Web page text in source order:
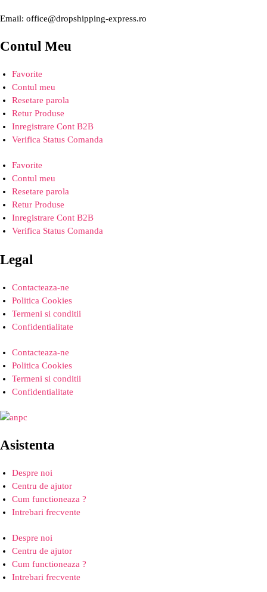
Email: office@dropshipping-express.ro
Contul Meu
Favorite
Contul meu
Resetare parola
Retur Produse
Inregistrare Cont B2B
Verifica Status Comanda
Favorite
Contul meu
Resetare parola
Retur Produse
Inregistrare Cont B2B
Verifica Status Comanda
Legal
Contacteaza-ne
Politica Cookies
Termeni si conditii
Confidentialitate
Contacteaza-ne
Politica Cookies
Termeni si conditii
Confidentialitate
Asistenta
Despre noi
Centru de ajutor
Cum functioneaza ?
Intrebari frecvente
Despre noi
Centru de ajutor
Cum functioneaza ?
Intrebari frecvente